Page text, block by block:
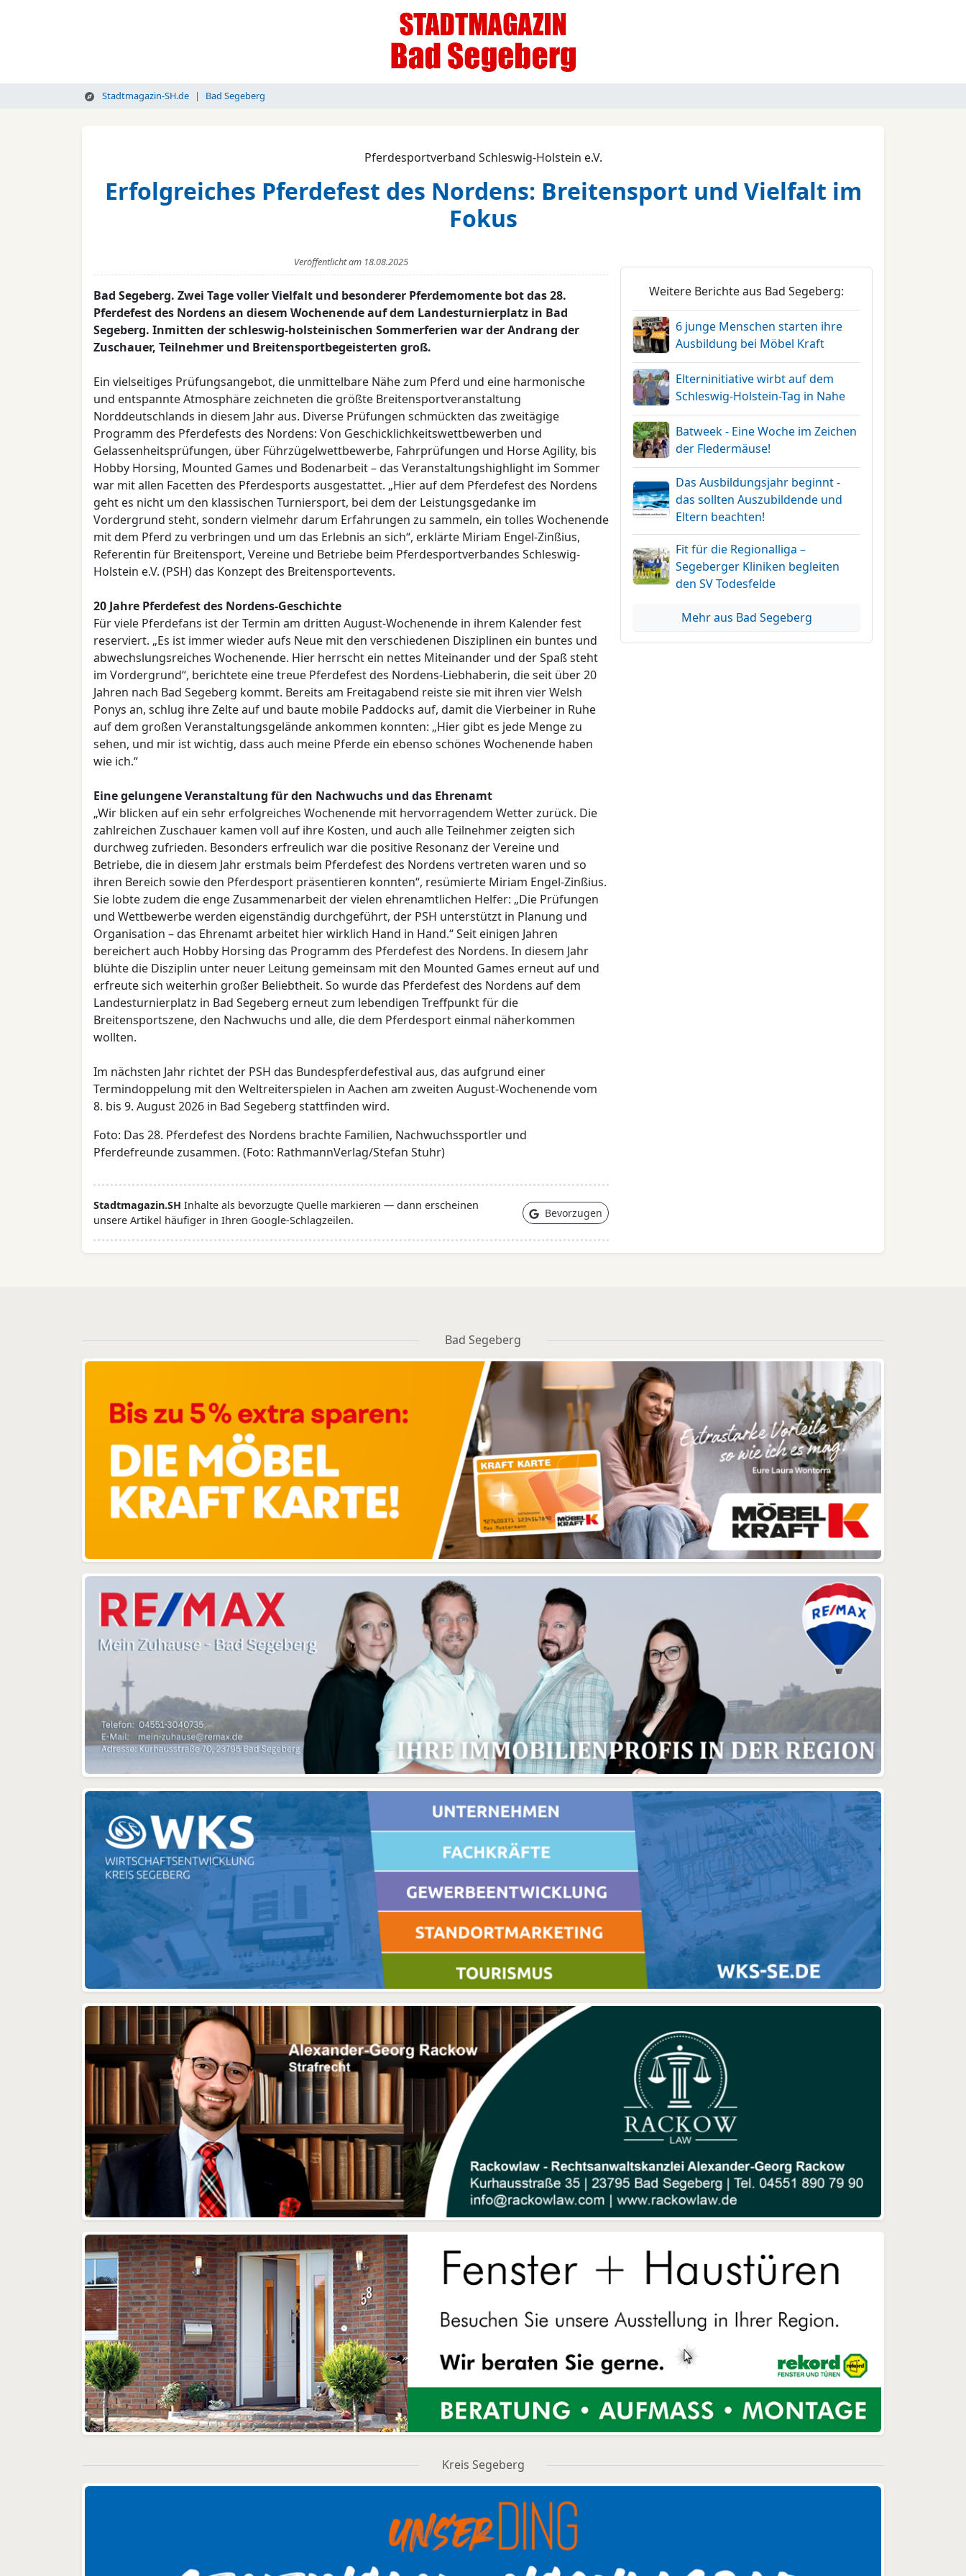
Stadtmagazin-SH.de Bad Segeberg
Pferdesportverband Schleswig-Holstein e.V.
Erfolgreiches Pferdefest des Nordens: Breitensport und Vielfalt im
Fokus
Veröffentlicht am 18.08.2025
Bad Segeberg. Zwei Tage voller Vielfalt und besonderer Pferdemomente bot das 28.
Pferdefest des Nordens an diesem Wochenende auf dem Landesturnierplatz in Bad
Segeberg. Inmitten der schleswig-holsteinischen Sommerferien war der Andrang der
Zuschauer, Teilnehmer und Breitensportbegeisterten groß.
Ein vielseitiges Prüfungsangebot, die unmittelbare Nähe zum Pferd und eine harmonische
und entspannte Atmosphäre zeichneten die größte Breitensportveranstaltung
Norddeutschlands in diesem Jahr aus. Diverse Prüfungen schmückten das zweitägige
Programm des Pferdefests des Nordens: Von Geschicklichkeitswettbewerben und
Gelassenheitsprüfungen, über Führzügelwettbewerbe, Fahrprüfungen und Horse Agility, bis
Hobby Horsing, Mounted Games und Bodenarbeit – das Veranstaltungshighlight im Sommer
war mit allen Facetten des Pferdesports ausgestattet. „Hier auf dem Pferdefest des Nordens
geht es nicht um den klassischen Turniersport, bei dem der Leistungsgedanke im
Vordergrund steht, sondern vielmehr darum Erfahrungen zu sammeln, ein tolles Wochenende
mit dem Pferd zu verbringen und um das Erlebnis an sich“, erklärte Miriam Engel-Zinßius,
Referentin für Breitensport, Vereine und Betriebe beim Pferdesportverbandes Schleswig-
Holstein e.V. (PSH) das Konzept des Breitensportevents.
20 Jahre Pferdefest des Nordens-Geschichte
Für viele Pferdefans ist der Termin am dritten August-Wochenende in ihrem Kalender fest
reserviert. „Es ist immer wieder aufs Neue mit den verschiedenen Disziplinen ein buntes und
abwechslungsreiches Wochenende. Hier herrscht ein nettes Miteinander und der Spaß steht
im Vordergrund“, berichtete eine treue Pferdefest des Nordens-Liebhaberin, die seit über 20
Jahren nach Bad Segeberg kommt. Bereits am Freitagabend reiste sie mit ihren vier Welsh
Ponys an, schlug ihre Zelte auf und baute mobile Paddocks auf, damit die Vierbeiner in Ruhe
auf dem großen Veranstaltungsgelände ankommen konnten: „Hier gibt es jede Menge zu
sehen, und mir ist wichtig, dass auch meine Pferde ein ebenso schönes Wochenende haben
wie ich.“
Eine gelungene Veranstaltung für den Nachwuchs und das Ehrenamt
„Wir blicken auf ein sehr erfolgreiches Wochenende mit hervorragendem Wetter zurück. Die
zahlreichen Zuschauer kamen voll auf ihre Kosten, und auch alle Teilnehmer zeigten sich
durchweg zufrieden. Besonders erfreulich war die positive Resonanz der Vereine und
Betriebe, die in diesem Jahr erstmals beim Pferdefest des Nordens vertreten waren und so
ihren Bereich sowie den Pferdesport präsentieren konnten“, resümierte Miriam Engel-Zinßius.
Sie lobte zudem die enge Zusammenarbeit der vielen ehrenamtlichen Helfer: „Die Prüfungen
und Wettbewerbe werden eigenständig durchgeführt, der PSH unterstützt in Planung und
Organisation – das Ehrenamt arbeitet hier wirklich Hand in Hand.“ Seit einigen Jahren
bereichert auch Hobby Horsing das Programm des Pferdefest des Nordens. In diesem Jahr
blühte die Disziplin unter neuer Leitung gemeinsam mit den Mounted Games erneut auf und
erfreute sich weiterhin großer Beliebtheit. So wurde das Pferdefest des Nordens auf dem
Landesturnierplatz in Bad Segeberg erneut zum lebendigen Treffpunkt für die
Breitensportszene, den Nachwuchs und alle, die dem Pferdesport einmal näherkommen
wollten.
Im nächsten Jahr richtet der PSH das Bundespferdefestival aus, das aufgrund einer
Termindoppelung mit den Weltreiterspielen in Aachen am zweiten August-Wochenende vom
8. bis 9. August 2026 in Bad Segeberg stattfinden wird.
Foto: ­Das 28. Pferdefest des Nordens brachte Familien, Nachwuchssportler und
Pferdefreunde zusammen. (Foto: RathmannVerlag/Stefan Stuhr)
Stadtmagazin.SH Inhalte als bevorzugte Quelle markieren — dann erscheinen
unsere Artikel häufiger in Ihren Google-Schlagzeilen.
Bevorzugen
Weitere Berichte aus Bad Segeberg:
6 junge Menschen starten ihre
Ausbildung bei Möbel Kraft
Elterninitiative wirbt auf dem
Schleswig-Holstein-Tag in Nahe
Batweek - Eine Woche im Zeichen
der Fledermäuse!
Das Ausbildungsjahr beginnt -
das sollten Auszubildende und
Eltern beachten!
Fit für die Regionalliga –
Segeberger Kliniken begleiten
den SV Todesfelde
Mehr aus Bad Segeberg
Bad Segeberg
Kreis Segeberg